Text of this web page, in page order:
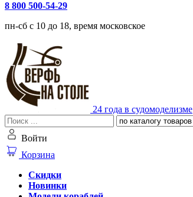
8 800 500-54-29
пн-сб с 10 до 18, время московское
24 года в судомоделизме
Войти
Корзина
Скидки
Новинки